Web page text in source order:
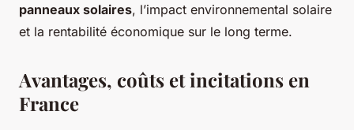
panneaux solaires, l’impact environnemental solaire
et la rentabilité économique sur le long terme.
Avantages, coûts et incitations en
France